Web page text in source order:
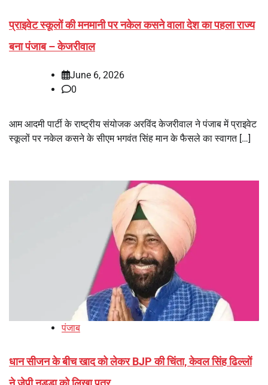
प्राइवेट स्कूलों की मनमानी पर नकेल कसने वाला देश का पहला राज्य
बना पंजाब – केजरीवाल
June 6, 2026
0
आम आदमी पार्टी के राष्ट्रीय संयोजक अरविंद केजरीवाल ने पंजाब में प्राइवेट
स्कूलों पर नकेल कसने के सीएम भगवंत सिंह मान के फैसले का स्वागत […]
पंजाब
धान सीजन के बीच खाद को लेकर BJP की चिंता, केवल सिंह ढिल्लों